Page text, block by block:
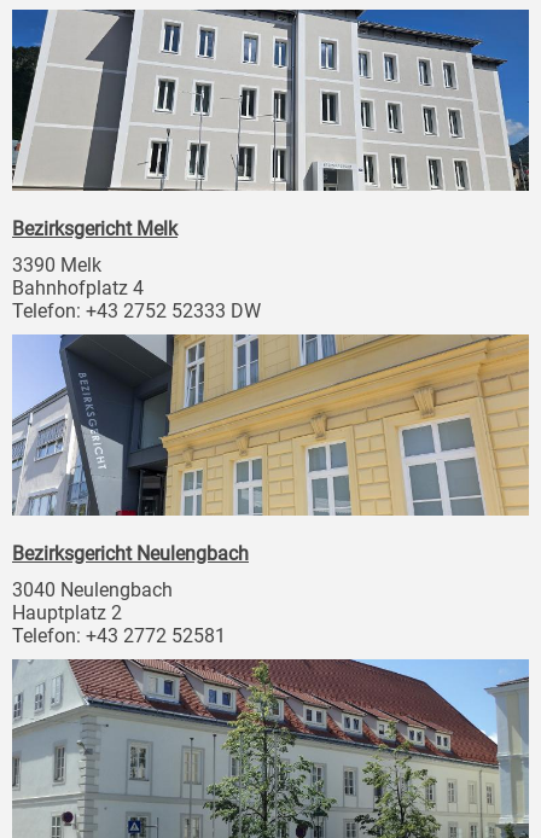
Bezirksgericht Melk
3390 Melk
Bahnhofplatz 4
Telefon: +43 2752 52333 DW
Bezirksgericht Neulengbach
3040 Neulengbach
Hauptplatz 2
Telefon: +43 2772 52581